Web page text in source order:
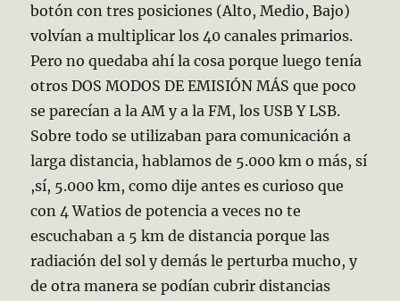
botón con tres posiciones (Alto, Medio, Bajo)
volvían a multiplicar los 40 canales primarios.
Pero no quedaba ahí la cosa porque luego tenía
otros DOS MODOS DE EMISIÓN MÁS que poco
se parecían a la AM y a la FM, los USB Y LSB.
Sobre todo se utilizaban para comunicación a
larga distancia, hablamos de 5.000 km o más, sí
,sí, 5.000 km, como dije antes es curioso que
con 4 Watios de potencia a veces no te
escuchaban a 5 km de distancia porque las
radiación del sol y demás le perturba mucho, y
de otra manera se podían cubrir distancias